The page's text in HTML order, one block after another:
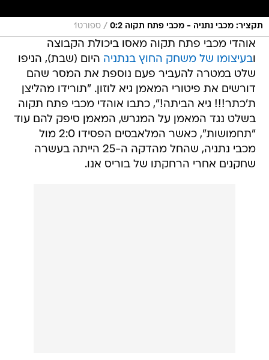
תקציר: מכבי נתניה - מכבי פתח תקוה 0:2 / ספורט1
אוהדי מכבי פתח תקוה מאסו ביכולת הקבוצה
ובעיצומו של משחק החוץ בנתניה היום (שבת), הניפו
שלט במטרה להעביר פעם נוספת את המסר שהם
דורשים את פיטורי המאמן גיא לוזון. "תורידו מהליצן
ת'כתר!!! גיא הביתה!", כתבו אוהדי מכבי פתח תקוה
בשלט נגד המאמן על המגרש, המאמן סיפק להם עוד
"תחמושות", כאשר המלאבסים הפסידו 2:0 מול
מכבי נתניה, שהחל מהדקה ה-25 הייתה בעשרה
שחקנים אחרי הרחקתו של בוריס אנו.